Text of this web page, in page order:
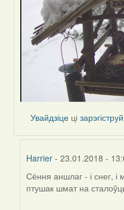
Увайдзіце ці
Harrier - 23.01.2018 -
In
reply
Сёння аншлаг - і снег, і
птушак шмат на